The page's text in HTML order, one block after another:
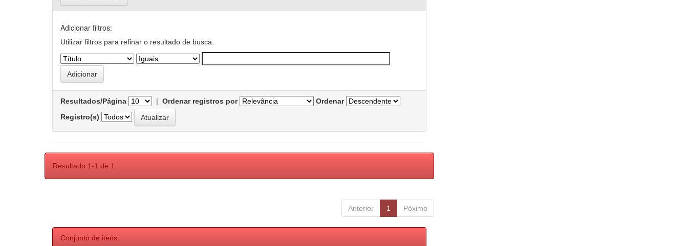
Adicionar filtros:
Utilizar filtros para refinar o resultado de busca.
Resultados/Página | Ordenar registros por
Ordenar
Registro(s)
Resultado 1-1 de 1.
Anterior 1 Póximo
Conjunto de itens: